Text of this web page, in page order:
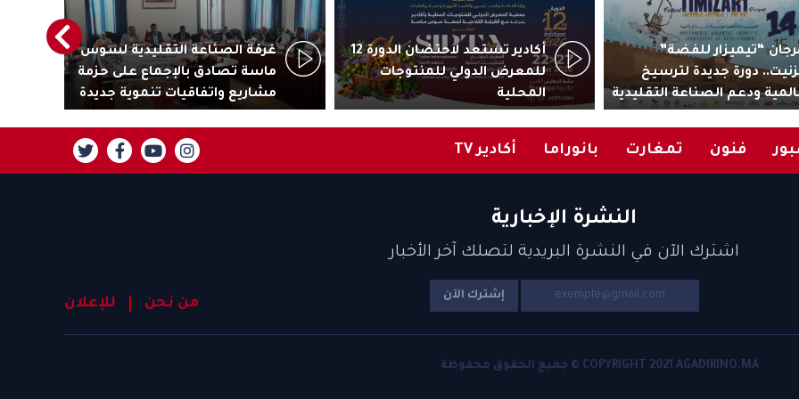
“تيميزار للفضة”
دورة جديدة لترسيخ
ودعم الصناعة التقليدية
أكادير تستعد لاحتضان الدورة 12
للمعرض الدولي للمنتوجات
المحلية
غرفة الصناعة التقليدية لسوس
ماسة تصادق بالإجماع على حزمة
مشاريع واتفاقيات تنموية جديدة
فنون تمغارت بانوراما أكادير TV
النشرة الإخبارية
اشترك الآن في النشرة البريدية لتصلك آخر الأخبار
إشترك الآن من نحن للإعلان
COPYRIGHT 2021 AGADIRINO.MA © جميع الحقوق محفوظة